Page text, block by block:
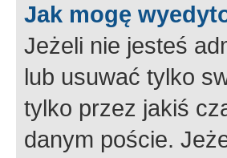
Jak mogę
Jeżeli nie jesteś
lub usuwać tylko
tylko przez jakiś
danym poście.